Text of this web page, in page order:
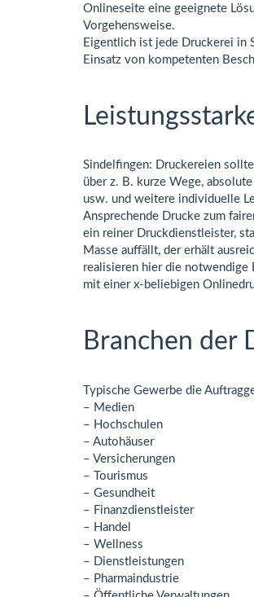
Onlineseite eine geeignete
Vorgehensweise.
Eigentlich ist jede Druckerei in
Einsatz von kompetenten
Sindelfingen: Druckereien
über z. B. kurze Wege,
usw. und weitere individuelle
Ansprechende Drucke zum
ein reiner Druckdienstleister,
Masse auffällt, der erhält
realisieren hier die notwendige
mit einer x-beliebigen
Branchen der
Typische Gewerbe die
– Medien
– Hochschulen
– Autohäuser
– Versicherungen
– Tourismus
– Gesundheit
– Finanzdienstleister
– Handel
– Wellness
– Dienstleistungen
– Pharmaindustrie